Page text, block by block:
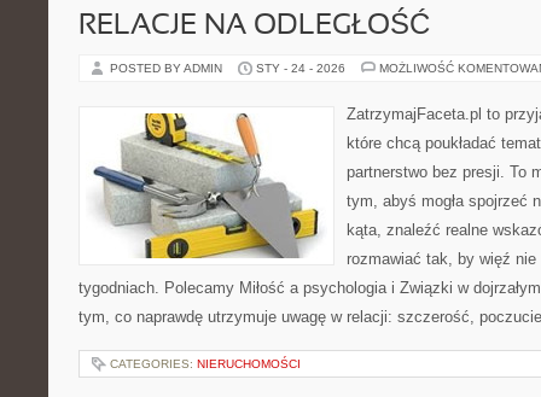
RELACJE NA ODLEGŁOŚĆ
POSTED BY ADMIN STY - 24 - 2026 MOŻLIWOŚĆ
ZatrzymajFaceta.pl to
które chcą poukładać
partnerstwo bez presji. To
tym, abyś mogła spojrzeć
kąta, znaleźć realne
rozmawiać tak, by więź nie
tygodniach. Polecamy Miłość a psychologia i Związki w
tym, co naprawdę utrzymuje uwagę w relacji: szczerość,
CATEGORIES: NIERUCHOMOŚCI